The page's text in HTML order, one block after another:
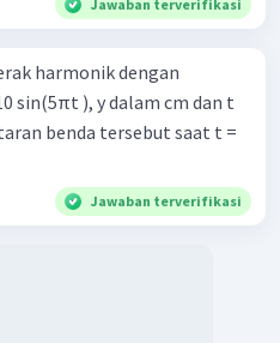
Jawaban terverifikasi
harmonik dengan
sin⁡(5πt ), y dalam cm dan t
benda tersebut saat t =
Jawaban terverifikasi